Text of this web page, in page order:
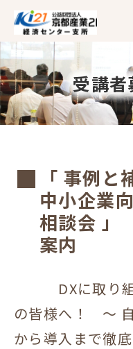
受講
「 事例と
中小企業
相談会
案内
DXに取り組
の皆様へ！ ～
から導入まで徹